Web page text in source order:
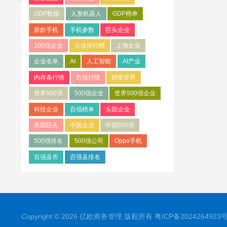
GDP数据 人形机器人 GDP榜单
新款手机 手机参数 巨头企业
100强企业 企业排行榜 上海企业
企业名单 AI 人工智能 AI产业
内存条行情 市场行情 财富世界
世界500强 500强企业 世界500强企业
科技企业 百强榜单 头部企业
美国巨头 中国企业 中国500强
500强排名 500强公司 Oppo手机
百强县市 百强县排名
Copyright © 2026 亿欧商务管理 版权所有 粤ICP备2024264923